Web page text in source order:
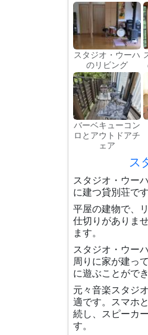
スタジオ・ウーハ
のリビング
バーベキューコン
ロとアウトドアチ
ェア
ス
スタジオ・ウー
に建つ貸別荘です
平屋の建物で、
仕切りがありま
ます。
スタジオ・ウー
周りに家が建っ
に遊ぶことができ
元々音楽スタジ
適です。スマホ
続し、スピーカ
す。